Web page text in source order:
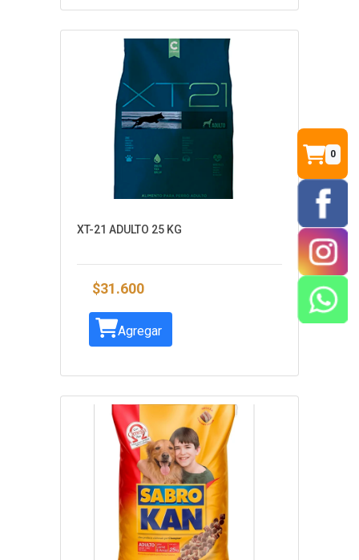
XT-21 ADULTO 25 KG
$31.600
Agregar
0